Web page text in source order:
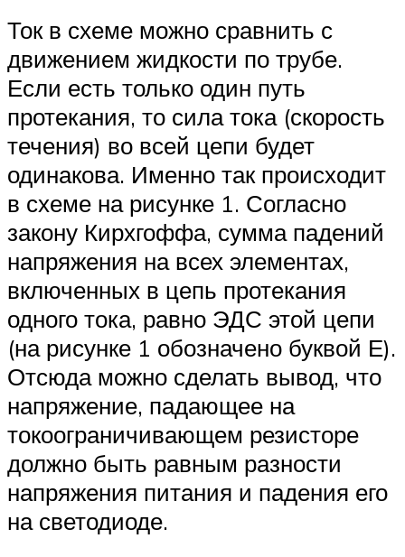
Ток в схеме можно сравнить с
движением жидкости по трубе.
Если есть только один путь
протекания, то сила тока (скорость
течения) во всей цепи будет
одинакова. Именно так происходит
в схеме на рисунке 1. Согласно
закону Кирхгоффа, сумма падений
напряжения на всех элементах,
включенных в цепь протекания
одного тока, равно ЭДС этой цепи
(на рисунке 1 обозначено буквой Е).
Отсюда можно сделать вывод, что
напряжение, падающее на
токоограничивающем резисторе
должно быть равным разности
напряжения питания и падения его
на светодиоде.